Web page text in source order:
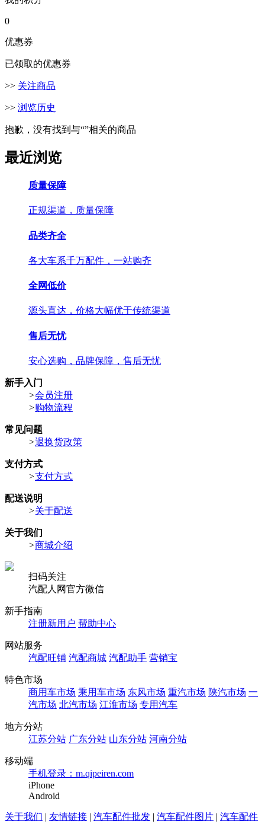
0
优惠券
已领取的优惠券
>> 关注商品
>> 浏览历史
抱歉，没有找到与“”相关的商品
最近浏览
质量保障
正规渠道，质量保障
品类齐全
各大车系千万配件，一站购齐
全网低价
源头直达，价格大幅优于传统渠道
售后无忧
安心选购，品牌保障，售后无忧
新手入门
>会员注册
>购物流程
常见问题
>退换货政策
支付方式
>支付方式
配送说明
>关于配送
关于我们
>商城介绍
扫码关注
汽配人网官方微信
新手指南
注册新用户 帮助中心
网站服务
汽配旺铺 汽配商城 汽配助手 营销宝
特色市场
商用车市场 乘用车市场 东风市场 重汽市场 陕汽市场 一
汽市场 北汽市场 江淮市场 专用汽车
地方分站
江苏分站 广东分站 山东分站 河南分站
移动端
手机登录：m.qipeiren.com
iPhone
Android
关于我们 | 友情链接 | 汽车配件批发 | 汽车配件图片 | 汽车配件